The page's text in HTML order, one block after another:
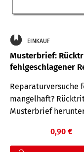
EINKAUF
Musterbrief:
fehlgeschlagener
Reparaturversuche
mangelhaft?
Musterbrief
0,90 €